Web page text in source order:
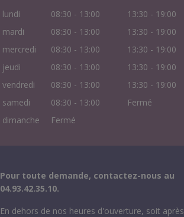
lundi 08:30 - 13:00
13:30 - 19:00
mardi
08:30 - 13:00
13:30 - 19:00
mercredi
08:30 - 13:00
13:30 - 19:00
jeudi
08:30 - 13:00
13:30 - 19:00
vendredi
08:30 - 13:00
13:30 - 19:00
samedi
08:30 - 13:00
Fermé
dimanche
Fermé
Pour toute demande, contactez-nous au
04.93.42.35.10.
En dehors de nos heures d'ouverture, soit après